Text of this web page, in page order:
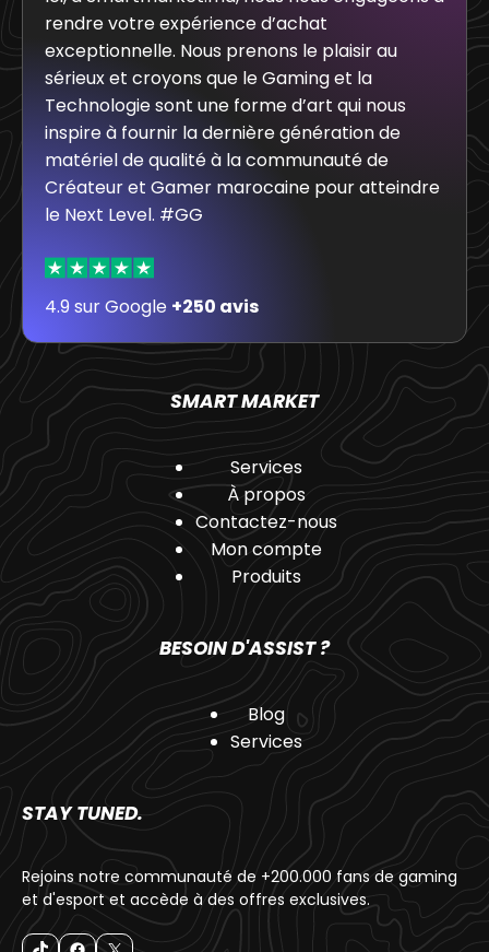
rendre votre expérience d’achat
exceptionnelle. Nous prenons le plaisir au
sérieux et croyons que le Gaming et la
Technologie sont une forme d’art qui nous
inspire à fournir la dernière génération de
matériel de qualité à la communauté de
Créateur et Gamer marocaine pour atteindre
le Next Level. #GG
4.9 sur Google +250 avis
SMART MARKET
Services
À propos
Contactez-nous
Mon compte
Produits
BESOIN D'ASSIST ?
Blog
Services
STAY TUNED.
Rejoins notre communauté de +200.000 fans de gaming
et d'esport et accède à des offres exclusives.